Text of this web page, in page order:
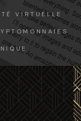
VIRTUELLE